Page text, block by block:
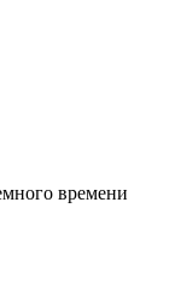
времени